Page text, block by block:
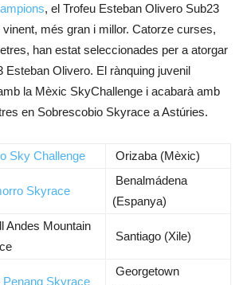
, el Trofeu Esteban Olivero Sub23
vinent, més gran i millor. Catorze curses,
han estat seleccionades per a atorgar
Esteban Olivero. El rànquing juvenil
la Mèxic SkyChallenge i acabarà amb
en Sobrescobio Skyrace a Astúries.
Sky Challenge Orizaba (Mèxic)
Skyrace
Benalmádena
(Espanya)
Andes Mountain
Santiago (Xile)
Penang Skyrace
Georgetown